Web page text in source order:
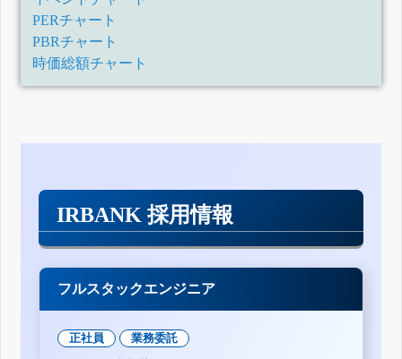
PERチャート
PBRチャート
時価総額チャート
IRBANK 採用情報
フルスタックエンジニア
正社員 業務委託